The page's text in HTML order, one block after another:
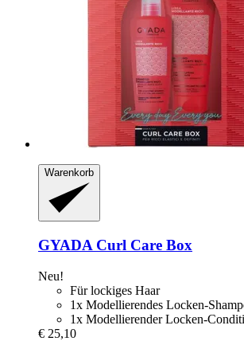
Warenkorb
GYADA Curl Care Box
Neu!
Für lockiges Haar
1x Modellierendes Locken-
1x Modellierender Locken-
€ 25,10